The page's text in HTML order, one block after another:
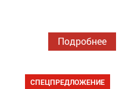
Подробнее
СПЕЦПРЕДЛОЖЕНИЕ